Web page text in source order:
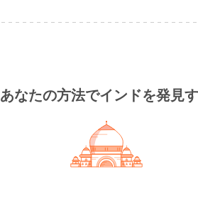
あなたの方法でインドを発見